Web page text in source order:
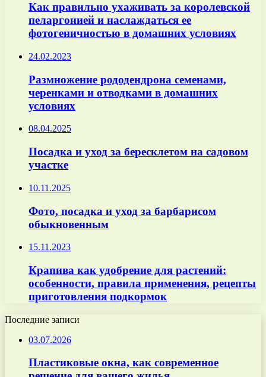
Как правильно ухаживать за королевской
пеларгонией и наслаждаться ее
фотогеничностью в домашних условиях
24.02.2023
Размножение рододендрона семенами,
черенками и отводками в домашних
условиях
08.04.2025
Посадка и уход за бересклетом на садовом
участке
10.11.2025
Фото, посадка и уход за барбарисом
обыкновенным
15.11.2023
Крапива как удобрение для растений:
особенности, правила применения, рецепты
приготовления подкормок
Последние записи
03.07.2026
Пластиковые окна, как современное